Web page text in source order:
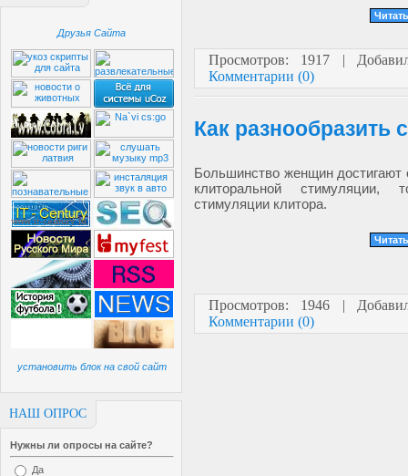
Друзья Сайта
установить блок на свой сайт
НАШ ОПРОС
Нужны ли опросы на сайте?
Да
Просмотров: 1917 |
Комментарии (0)
Как разнообразить
Большинство женщин достигают
клиторальной
стимуляции клитора.
Просмотров: 1946 |
Комментарии (0)